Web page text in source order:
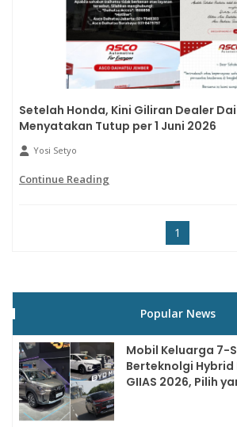
Setelah Honda, Kini Giliran Dealer
Menyatakan Tutup per 1 Juni 2026
Yosi Setyo
Continue Reading
1
Popular News
Mobil Keluarga 7-
Berteknolgi Hybrid
GIIAS 2026, Pilih